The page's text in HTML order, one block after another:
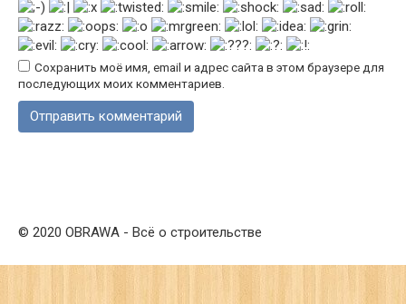
Сохранить моё имя, email и адрес сайта в этом браузере для
последующих моих комментариев.
© 2020 OBRAWA - Всё о строительстве